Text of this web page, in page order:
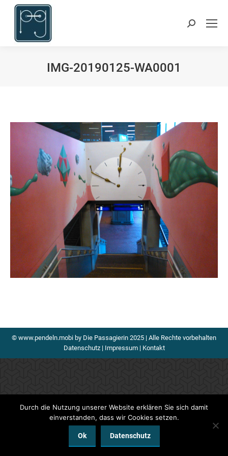
IMG-20190125-WA0001
© www.pendeln.mobi by Die Passagierin 2025 | Alle Rechte vorbehalten
Datenschutz| Impressum| Kontakt
Durch die Nutzung unserer Website erklären Sie sich damit
einverstanden, dass wir Cookies setzen.
Ok Datenschutz